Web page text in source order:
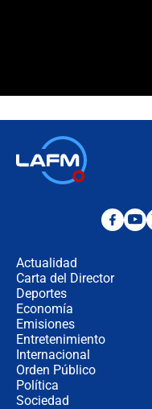
Actualidad
Carta del Director
Deportes
Economía
Emisiones
Entretenimiento
Internacional
Orden Público
Política
Sociedad